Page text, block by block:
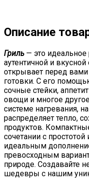
Описание
Гриль — это
аутентичной и
открывает перед
готовки. С его
сочные стейки,
овощи и многое
системе нагревания,
распределяет тепло,
продуктов.
сочетании с
идеальным
превосходным
природе. Создавайте
шедевры с нашим